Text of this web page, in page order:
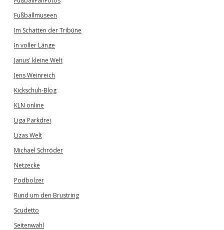
Fußballmuseen
Im Schatten der Tribüne
In voller Länge
Janus' kleine Welt
Jens Weinreich
Kickschuh-Blog
KLN online
Liga Parkdrei
Lizas Welt
Michael Schröder
Netzecke
Podbolzer
Rund um den Brustring
Scudetto
Seitenwahl